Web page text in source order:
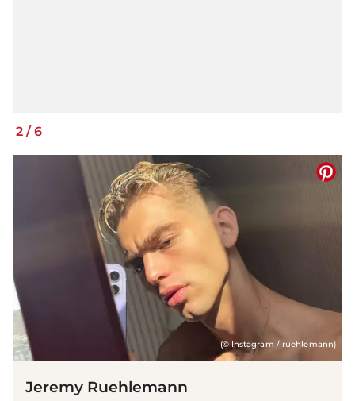
2 /6
(© Instagram / ruehlemann)
Jeremy Ruehlemann